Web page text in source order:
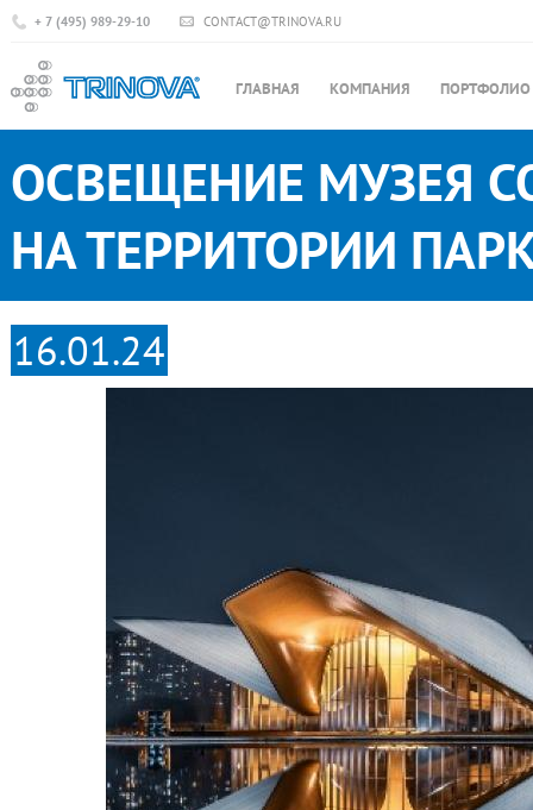
+ 7 (495) 989-29-10 CONTACT@TRINOVA.RU
ГЛАВНАЯ КОМПАНИЯ ПОРТФОЛИО
ОСВЕЩЕНИЕ МУЗЕЯ
НА ТЕРРИТОРИИ
16.01.24